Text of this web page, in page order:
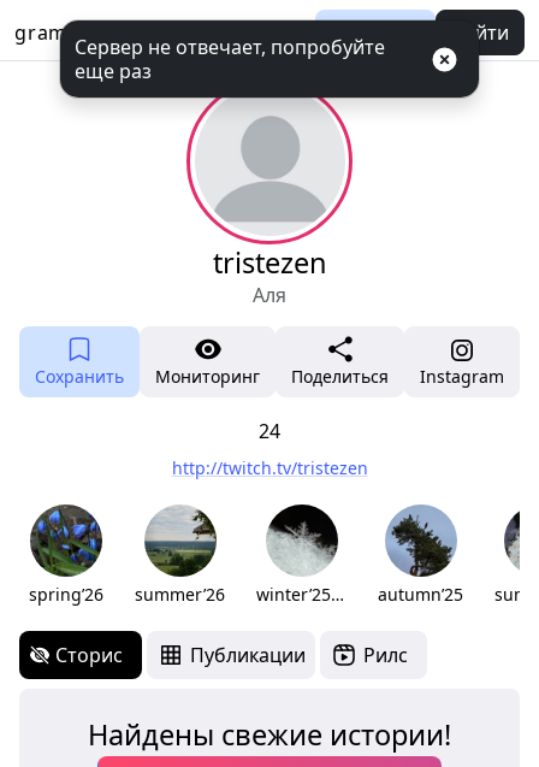
gramotool Баланс Войти
tristezen
Аля
Сохранить Мониторинг Поделиться Instagram
24
http://twitch.tv/tristezen
spring’26 summer’26 winter’25/26 autumn’25
Сторис Публикации Рилс
Найдены свежие истории!
Сервер не отвечает, попробуйте
еще раз